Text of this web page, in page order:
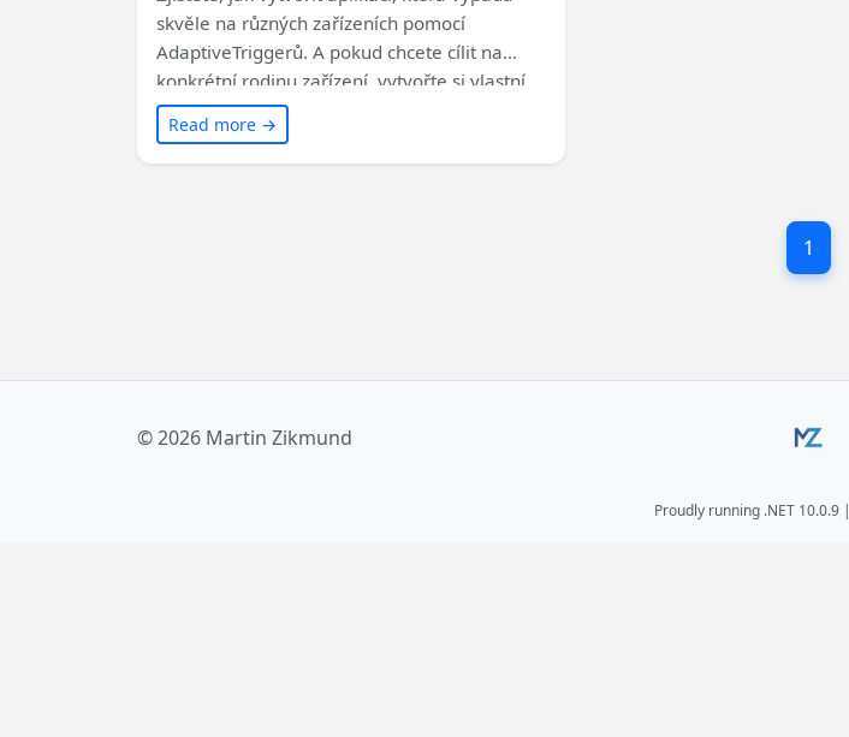
skvěle na různých zařízeních pomocí
AdaptiveTriggerů. A pokud chcete cílit na
konkrétní rodinu zařízení, vytvořte si vlastní
state trigger. Tento článek vám ukáže, jak na
to.
Read more →
1
© 2026 Martin Zikmund
Proudly running .NET 10.0.9 |